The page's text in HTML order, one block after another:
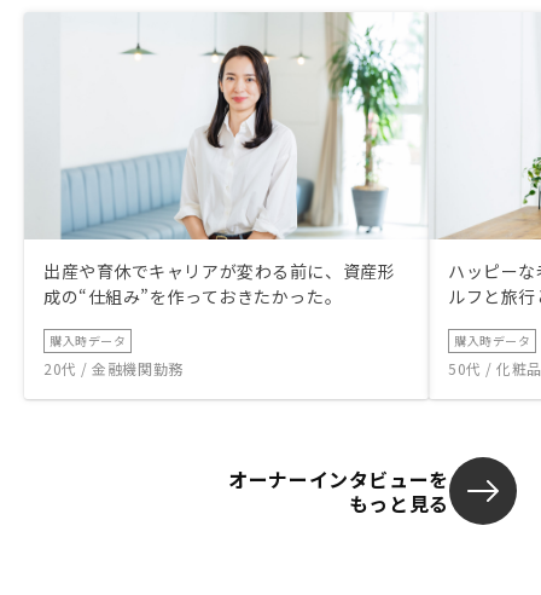
出産や育休でキャリアが変わる前に、資産形
成の“仕組み”を作っておきたかった。
購入時データ
20代 / 金融機関勤務
ハッピー
ルフと旅
購入時データ
50代 / 化粧
オーナーインタビューを
もっと見る